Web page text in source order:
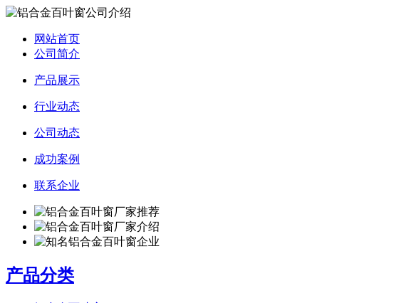
网站首页
公司简介
产品展示
行业动态
公司动态
成功案例
联系企业
产品分类